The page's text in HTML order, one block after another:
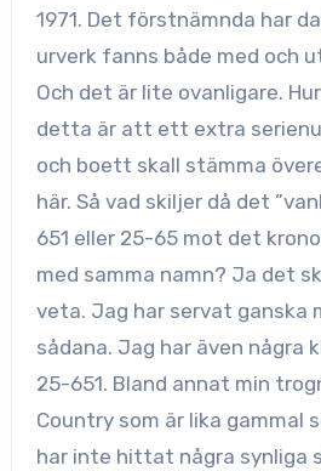
1971. Det förstnämnda har
urverk fanns både med och
Och det är lite ovanligare.
detta är att ett extra
och boett skall stämma
här. Så vad skiljer då det
651 eller 25-65 mot det
med samma namn? Ja det
veta. Jag har servat ganska
sådana. Jag har även några
25-651. Bland annat min
Country som är lika gammal
har inte hittat några synliga